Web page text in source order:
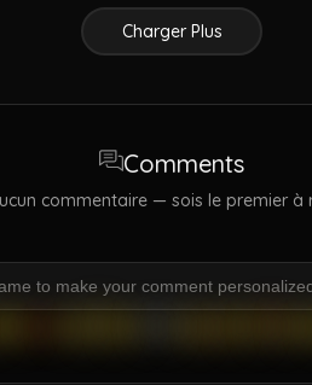
Charger Plus
Comments
commentaire — sois le premier à